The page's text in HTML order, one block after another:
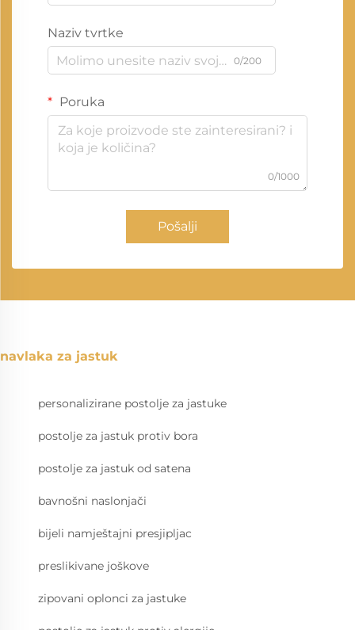
Naziv tvrtke
0/200
Poruka
0/1000
Pošalji
navlaka za jastuk
personalizirane postolje za jastuke
postolje za jastuk protiv bora
postolje za jastuk od satena
bavnošni naslonjači
bijeli namještajni presjipljac
preslikivane joškove
zipovani oplonci za jastuke